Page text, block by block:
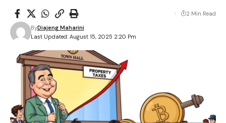
Last Updated: August 15, 2025 2:20 Pm
ByDiajeng Maharini
2 Min Read